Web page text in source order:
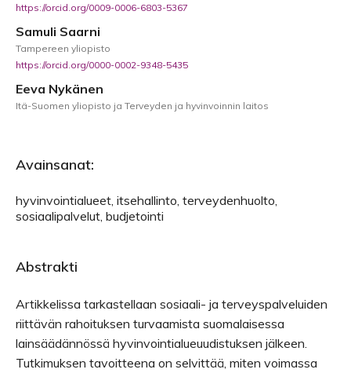
https://orcid.org/0009-0006-6803-5367
Samuli Saarni
Tampereen yliopisto
https://orcid.org/0000-0002-9348-5435
Eeva Nykänen
Itä-Suomen yliopisto ja Terveyden ja hyvinvoinnin laitos
Avainsanat:
hyvinvointialueet, itsehallinto, terveydenhuolto,
sosiaalipalvelut, budjetointi
Abstrakti
Artikkelissa tarkastellaan sosiaali- ja terveyspalveluiden
riittävän rahoituksen turvaamista suomalaisessa
lainsäädännössä hyvinvointialueuudistuksen jälkeen.
Tutkimuksen tavoitteena on selvittää, miten voimassa